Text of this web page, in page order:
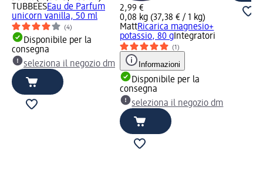
TUBBEESEau de Parfum
unicorn vanilla, 50 ml
(4)
Disponibile per la
consegna
seleziona il negozio dm
2,99 €
0,08 kg (37,38 € / 1 kg)
MattRicarica magnesio+
potassio, 80 gIntegratori
(1)
Informazioni
Disponibile per la
consegna
seleziona il negozio dm